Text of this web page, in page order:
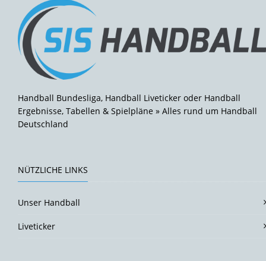
Handball Bundesliga, Handball Liveticker oder Handball
Ergebnisse, Tabellen & Spielpläne » Alles rund um Handball
Deutschland
NÜTZLICHE LINKS
Unser Handball
Liveticker